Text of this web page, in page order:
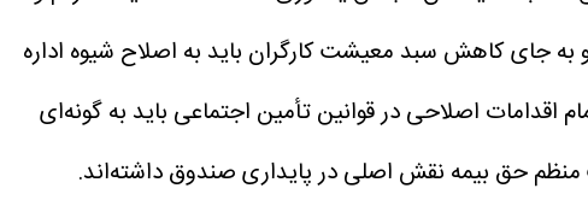
طرح‌هایی به معنای هدف قرار دادن معیشت ۷۰ درصد جامعه است و به جای کاهش سبد معیشت کارگران باید به اصلاح شیوه اداره
اصلاحی در قوانین تأمین اجتماعی باید به گونه‌ای
منظم حق بیمه نقش اصلی در پایداری صندوق داشته‌اند.